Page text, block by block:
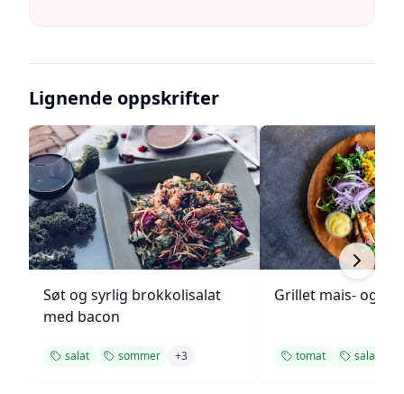
Lignende oppskrifter
Søt og syrlig brokkolisalat
med bacon
salat sommer +3
Grillet mais- og
tomat salat